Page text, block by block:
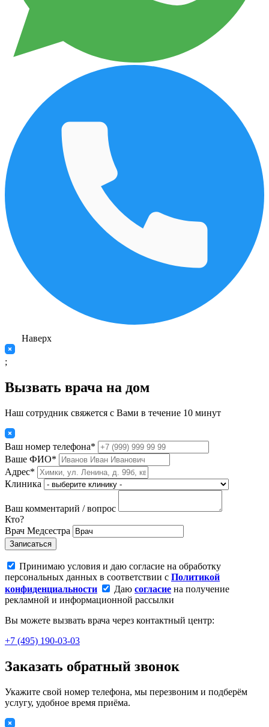
Наверх
;
Вызвать врача на дом
Наш сотрудник свяжется с Вами в течение 10 минут
Ваш номер телефона*
Ваше ФИО*
Адрес*
Клиника
Ваш комментарий / вопрос
Кто?
Врач Медсестра
Записаться
Принимаю условия и даю согласие на обработку
персональных данных в соответствии с Политикой
конфиденциальности
Даю согласие на получение
рекламной и информационной рассылки
Вы можете вызвать врача через контактный центр:
+7 (495) 190-03-03
Заказать обратный звонок
Укажите свой номер телефона, мы перезвоним и подберём
услугу, удобное время приёма.